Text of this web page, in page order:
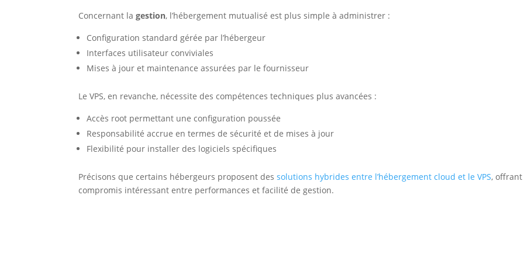
Concernant lagestion, l’hébergement mutualisé est plus simple à administrer :
Configuration standard gérée par l’hébergeur
Interfaces utilisateur conviviales
Mises à jour et maintenance assurées par le fournisseur
Le VPS, en revanche, nécessite des compétences techniques plus avancées :
Accès root permettant une configuration poussée
Responsabilité accrue en termes de sécurité et de mises à jour
Flexibilité pour installer des logiciels spécifiques
Précisons que certains hébergeurs proposent dessolutions hybrides entre l’hébergement cloud et le VPS,
compromis intéressant entre performances et facilité de gestion.